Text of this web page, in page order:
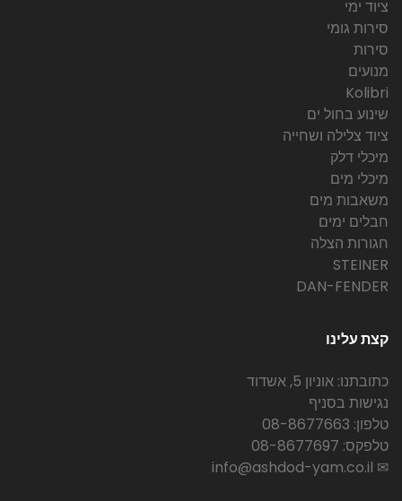
ציוד ימי
סירות גומי
סירות
מנועים
Kolibri
שינוע בחול ים
ציוד צלילה ושחייה
מיכלי דלק
מיכלי מים
משאבות מים
חבלים ימים
חגורות הצלה
STEINER
DAN-FENDER
קצת עלינו
כתובתנו: אוניון 5, אשדוד
נגישות בסניף
טלפון: 08-8677663
טלפקס: 08-8677697
✉ info@ashdod-yam.co.il